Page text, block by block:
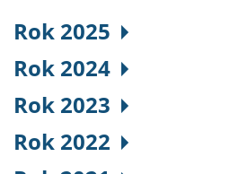
Rok 2025
Rok 2024
Rok 2023
Rok 2022